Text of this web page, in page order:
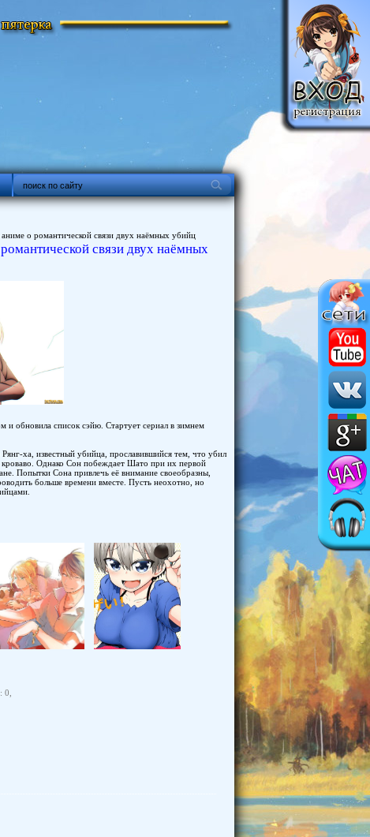
о романтической связи двух наёмных убийц
связи двух наёмных
и обновила список сэйю. Стартует сериал в зимнем
ха, известный убийца, прославившийся тем, что убил
кроваво. Однако Сон побеждает Шато при их первой
Попытки Сона привлечь её внимание своеобразны,
больше времени вместе. Пусть неохотно, но
0,